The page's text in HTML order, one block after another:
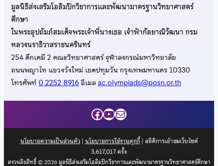
มูลนิธิส่งเสริมโอลิมปิกวิชาการและพัฒนามาตรฐานวิทยาศาสตร์
ศึกษา
ในพระอุปถัมภ์สมเด็จพระเจ้าพี่นางเธอ เจ้าฟ้ากัลยาณิวัฒนา กรม
หลวงนราธิวาสราชนครินทร์
254 ตึกเคมี 2 คณะวิทยาศาสตร์ จุฬาลงกรณ์มหาวิทยาลัย
ถนนพญาไท แขวงวังใหม่ เขตปทุมวัน กรุงเทพมหานคร 10330
โทรศัพท์0 2252 8916อีเมลac.olympiads@posn.or.th
Facebook
YouTube
Mail
นโยบายความเป็นส่วนตัว| นโยบายการใช้งานคุกกี้| สถิติการเข้าชมเว็บไซต์
3,617,017ครั้ง
สงวนลิขสิทธิ์ © 2026 มูลนิธิส่งเสริมโอลิมปิกวิชาการและพัฒนามาตรฐานวิทยาศาสตร์ศึกษา